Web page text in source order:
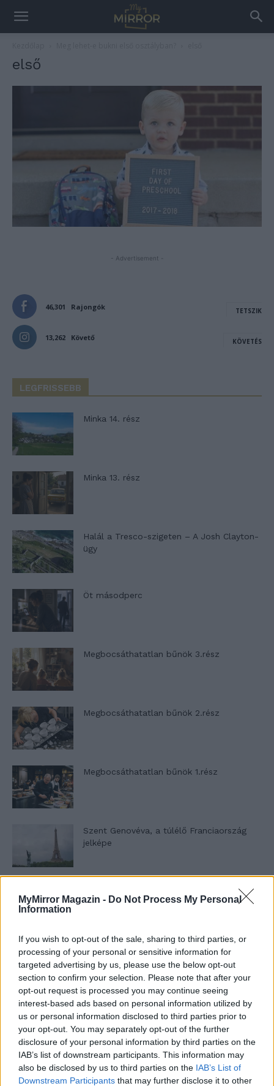
MyMirror Magazin - Do Not Process My Personal
Information
If you wish to opt-out of the sale, sharing to third parties, or
processing of your personal or sensitive information for
targeted advertising by us, please use the below opt-out
section to confirm your selection. Please note that after your
opt-out request is processed you may continue seeing
interest-based ads based on personal information utilized by
us or personal information disclosed to third parties prior to
your opt-out. You may separately opt-out of the further
disclosure of your personal information by third parties on the
IAB’s list of downstream participants. This information may
also be disclosed by us to third parties on the IAB’s List of
Downstream Participants that may further disclose it to other
első
- Advertisement -
46,301 Rajongók TETSZIK
13,262 Követő KÖVETÉS
LEGFRISSEBB
Minka 14. rész
Minka 13. rész
Halál a Tresco-szigeten – A Josh Clayton-
ügy
Öt másodperc
Megbocsáthatatlan bűnök 3.rész
Megbocsáthatatlan bűnök 2.rész
Megbocsáthatatlan bűnök 1.rész
Szent Genovéva, a túlélő Franciaország
jelképe
Minka 11. rész
T. szereti a fiatal lányokat 14. rész
Pedig szóltam… – Miért nem hiszünk a
nőknek, amikor segítséget kérnek?